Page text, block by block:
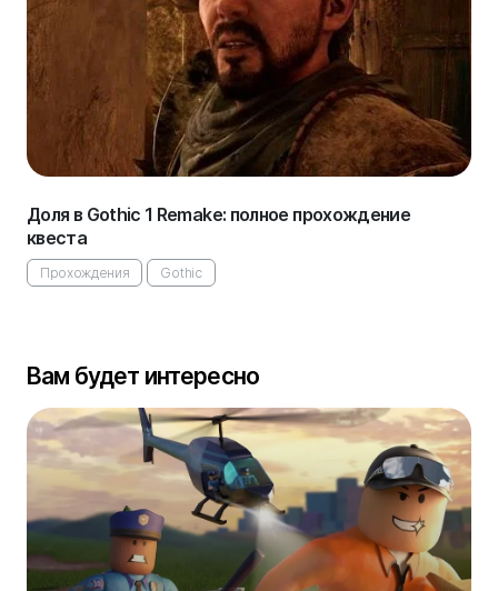
Доля в Gothic 1 Remake: полное прохождение
квеста
Прохождения Gothic
Вам будет интересно